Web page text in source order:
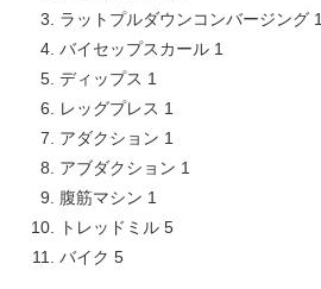
ラットプルダウンコンバージング 1
バイセップスカール 1
ディップス 1
レッグプレス 1
アダクション 1
アブダクション 1
腹筋マシン 1
トレッドミル 5
バイク 5